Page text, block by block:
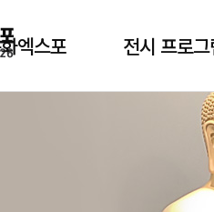
엑스포 전시 프로그